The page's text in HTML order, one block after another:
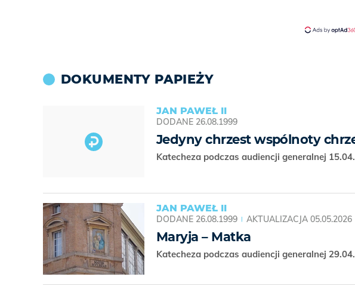
DOKUMENTY PAPIEŻY
JAN PAWEŁ II
DODANE 26.08.1999
Jedyny chrzest wspólnoty
Katecheza podczas audiencji generalnej
JAN PAWEŁ II
DODANE 26.08.1999 AKTUALIZACJA 05.05.2026
Maryja – Matka
Katecheza podczas audiencji generalnej